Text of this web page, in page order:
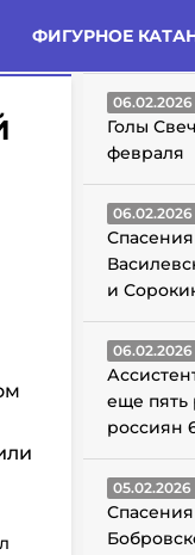
ФИГУРНОЕГОЛЫ
06.02.2026
Голы
февраля
06.02.2026
и
06.02.2026
еще пять
россиян
05.02.2026